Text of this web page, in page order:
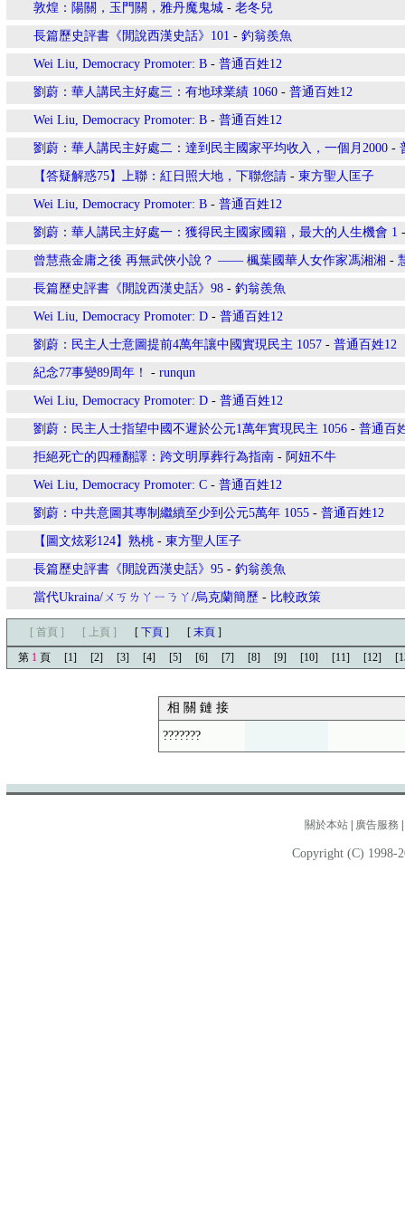
敦煌：陽關，玉門關，雅丹魔鬼城 - 老冬兒
長篇歷史評書《閒說西漢史話》101 - 釣翁羨魚
Wei Liu, Democracy Promoter: B - 普通百姓12
劉蔚：華人講民主好處三：有地球業績 1060 - 普通百姓12
Wei Liu, Democracy Promoter: B - 普通百姓12
劉蔚：華人講民主好處二：達到民主國家平均收入，一個月2000 -
【答疑解惑75】上聯：紅日照大地，下聯您請 - 東方聖人匡子
Wei Liu, Democracy Promoter: B - 普通百姓12
劉蔚：華人講民主好處一：獲得民主國家國籍，最大的人生機會 1
曾慧燕金庸之後 再無武俠小說？ —— 楓葉國華人女作家馮湘湘 -
長篇歷史評書《閒說西漢史話》98 - 釣翁羨魚
Wei Liu, Democracy Promoter: D - 普通百姓12
劉蔚：民主人士意圖提前4萬年讓中國實現民主 1057 - 普通百姓12
紀念77事變89周年！ - runqun
Wei Liu, Democracy Promoter: D - 普通百姓12
劉蔚：民主人士指望中國不遲於公元1萬年實現民主 1056 - 普通百
拒絕死亡的四種翻譯：跨文明厚葬行為指南 - 阿妞不牛
Wei Liu, Democracy Promoter: C - 普通百姓12
劉蔚：中共意圖其專制繼續至少到公元5萬年 1055 - 普通百姓12
【圖文炫彩124】熟桃 - 東方聖人匡子
長篇歷史評書《閒說西漢史話》95 - 釣翁羨魚
當代Ukraina/ㄨㄎㄌㄚㄧㄋㄚ/烏克蘭簡歷 - 比較政策
[ 首頁 ] [ 上頁 ] [ 下頁 ] [ 末頁 ]
第 1 頁 [1] [2] [3] [4] [5] [6] [7] [8] [9] [10] [11] [12]
相 關 鏈 接
???????
關於本站 廣告服務
Copyright (C) 1998-